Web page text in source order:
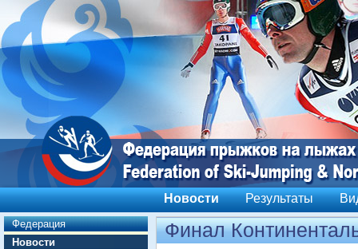
Новости Результаты
Федерация
Новости
Финал